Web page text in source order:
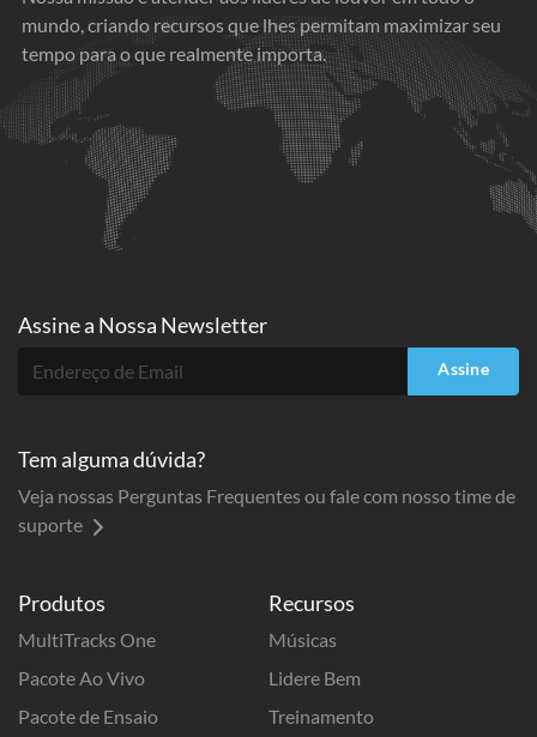
mundo, criando recursos que lhes permitam maximizar seu
tempo para o que realmente importa.
Produtos
MultiTracks One
Pacote Ao Vivo
Pacote de Ensaio
Recursos
Músicas
Lidere Bem
Treinamento
Assine a Nossa Newsletter
Assine
Tem alguma dúvida?
Veja nossas Perguntas Frequentes ou fale com nosso time de
suporte